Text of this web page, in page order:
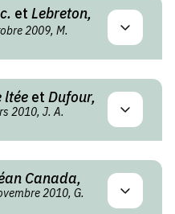
et Lebreton,
2009, M.
ltée et Dufour,
2010, J. A.
Canada,
2010, G.